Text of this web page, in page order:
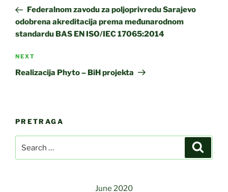
PostFederalnom zavodu za poljoprivredu Sarajevo
odobrena akreditacija prema međunarodnom
standardu BAS EN ISO/IEC 17065:2014
Next
Post
NEXT
Realizacija Phyto – BiH projekta
PRETRAGA
for:
June 2020